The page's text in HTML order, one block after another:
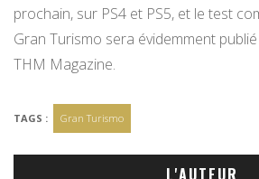
prochain, sur PS4 et PS5, et le test
Gran Turismo sera évidemment
THM Magazine.
TAGS : Gran Turismo